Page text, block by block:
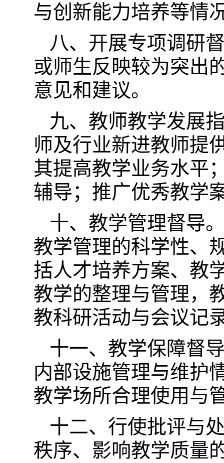
与创新能力培养等情
八、开展专项调研
或师生反映较为突出
意见和建议。
九、教师教学发展
师及行业新进教师提
其提高教学业务水平
辅导；推广优秀教学
十、教学管理督导
教学管理的科学性、
括人才培养方案、教
教学的整理与管理，
教科研活动与会议记
十一、教学保障督
内部设施管理与维护
教学场所合理使用与
十二、行使批评与
秩序、影响教学质量